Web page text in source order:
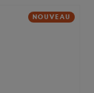
NOUVEAU